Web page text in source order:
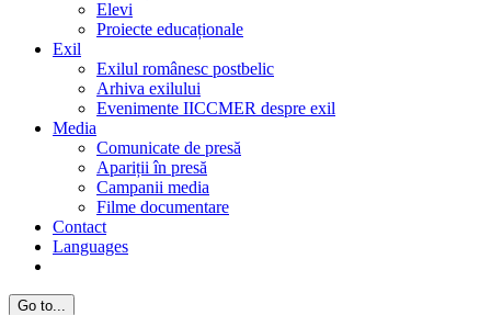
Elevi
Proiecte educaționale
Exil
Exilul românesc postbelic
Arhiva exilului
Evenimente IICCMER despre exil
Media
Comunicate de presă
Apariții în presă
Campanii media
Filme documentare
Contact
Languages
Go to...